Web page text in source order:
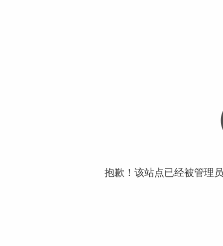
抱歉！该站点已经被管理